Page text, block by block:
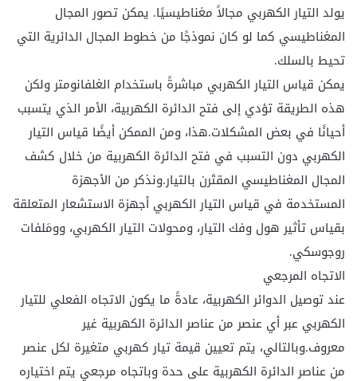
يولد التيار الكهربي مجالاً مغناطيسيًا. يمكن تصور المجال
المغناطيسي كما لو كان نموذجًا من خطوط المجال الدائرية التي
تحيط بالسلك.
يمكن قياس التيار الكهربي مباشرةً باستخدام الغلفانومتر ولكن
هذه الطريقة تؤدي إلى فتح الدائرة الكهربية، الأمر الذي يتسبب
أحيانًا في بعض المشكلات.هذا، ومن الممكن أيضًا قياس التيار
الكهربي دون التسبب في فتح الدائرة الكهربية من خلال كشف
المجال المغناطيسي المقتَرن بالتيار.ونذكر من الأجهزة
المستخدمة في قياس التيار الكهربي أجهزة الاستشعار المتعلقة
بقياس تأثير هول وفك التيار، ومحولات التيار الكهربي، وومَلفات
روجوسكي.
الاتجاه المرجعي
عند توصيل الدوائر الكهربية، عادةً ما يكون الاتجاه الفعلي للتيار
الكهربي عبر أي عنصر من عناصر الدائرة الكهربية غير
معروف.وبالتالي، يتم تعيين قيمة تيار كهربي متغيرة لكل عنصر
من عناصر الدائرة الكهربية على حدة وباتجاه مرجعي يتم اختياره